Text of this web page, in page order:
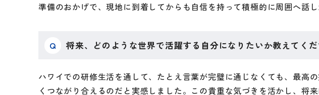
準備のおかげで、現地に到着してからも自信を持って積極的に周囲へ話し
Q 将来、どのような世界で活躍する自分になりたいか教えてくだ
ハワイでの研修生活を通して、たとえ言葉が完璧に通じなくても、最高
くつながり合えるのだと実感しました。この貴重な気づきを活かし、将